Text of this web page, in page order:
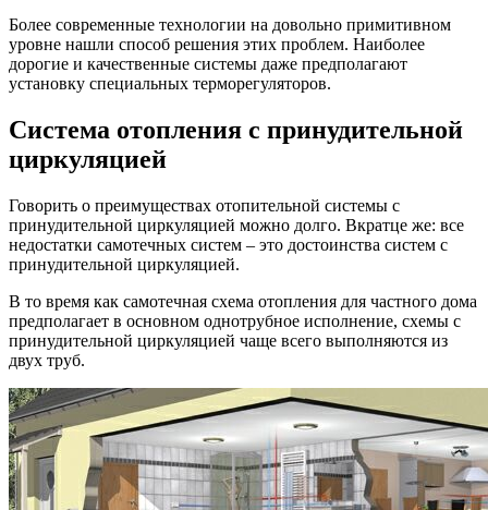
Более современные технологии на довольно примитивном
уровне нашли способ решения этих проблем. Наиболее
дорогие и качественные системы даже предполагают
установку специальных терморегуляторов.
Система отопления с принудительной
циркуляцией
Говорить о преимуществах отопительной системы с
принудительной циркуляцией можно долго. Вкратце же: все
недостатки самотечных систем – это достоинства систем с
принудительной циркуляцией.
В то время как самотечная схема отопления для частного дома
предполагает в основном однотрубное исполнение, схемы с
принудительной циркуляцией чаще всего выполняются из
двух труб.